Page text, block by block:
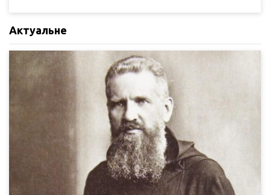
Актуальне